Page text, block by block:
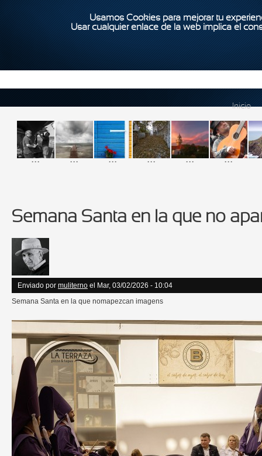
Usamos Cookies para mejorar tu
Usar cualquier enlace de la web implica el
Inicio
... ... ... ... ... ...
Semana Santa en la que no
Enviado por muliterno el Mar, 03/02/2026 - 10:04
Semana Santa en la que nomapezcan imagens